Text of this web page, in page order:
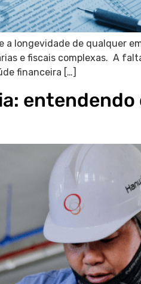
a longevidade de qualquer
e fiscais complexas. A
financeira […]